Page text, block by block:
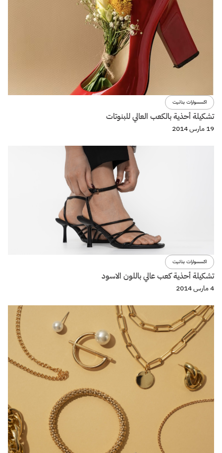
اكسسوارات بنانيت
تشكيلة أحذية بالكعب العالي للبنوتات
19 مارس 2014
اكسسوارات بنانيت
تشكيلة أحذية كعب عالي باللون الاسود
4 مارس 2014